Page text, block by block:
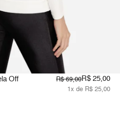
Off
R$ 69,00R$ 25,00
1x de R$ 25,00